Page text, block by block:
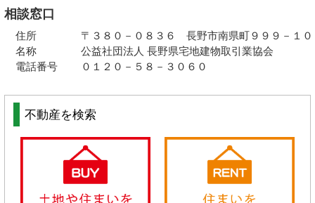
相談窓口
住所
〒３８０－０８３６ 長野市南県町９９９－１０
名称
公益社団法人 長野県宅地建物取引業協会
電話番号
０１２０－５８－３０６０
不動産を検索